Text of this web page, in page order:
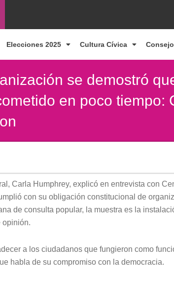
Elecciones 2025 Cultura Cívica
se demostró
en poco tiempo:
Carla Humphrey, explicó en entrevista con
con su obligación constitucional de
de consulta popular, la muestra es la
opinión.
a los ciudadanos que fungieron como
habla de su compromiso con la democracia.